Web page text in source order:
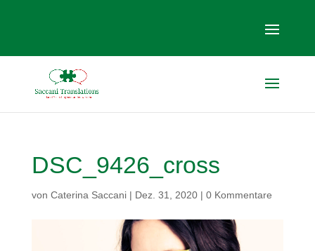
DSC_9426_cross
von Caterina Saccani| Dez. 31, 2020| 0 Kommentare